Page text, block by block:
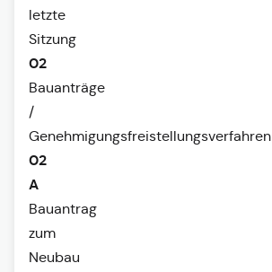
letzte
Sitzung
02
Bauanträge
/
Genehmigungsfreistellungsverfahren
02
A
Bauantrag
zum
Neubau